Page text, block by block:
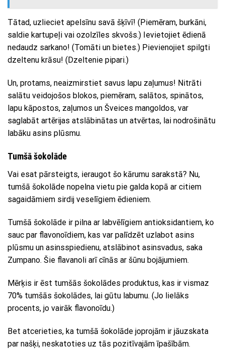
Tātad, uzlieciet apelsīnu savā šķīvī! (Piemēram, burkāni,
saldie kartupeļi vai ozolzīles skvošs.) Ievietojiet ēdienā
nedaudz sarkano! (Tomāti un bietes.) Pievienojiet spilgti
dzeltenu krāsu! (Dzeltenie pipari.)
Un, protams, neaizmirstiet savus lapu zaļumus! Nitrāti
salātu veidojošos blokos, piemēram, salātos, spinātos,
lapu kāpostos, zaļumos un Šveices mangoldos, var
saglabāt artērijas atslābinātas un atvērtas, lai nodrošinātu
labāku asins plūsmu.
Tumšā šokolāde
Vai esat pārsteigts, ieraugot šo kārumu sarakstā? Nu,
tumšā šokolāde nopelna vietu pie galda kopā ar citiem
sagaidāmiem sirdij veselīgiem ēdieniem.
Tumšā šokolāde ir pilna ar labvēlīgiem antioksidantiem, ko
sauc par flavonoīdiem, kas var palīdzēt uzlabot asins
plūsmu un asinsspiedienu, atslābinot asinsvadus, saka
Zumpano. Šie flavanoli arī cīnās ar šūnu bojājumiem.
Mērķis ir ēst tumšās šokolādes produktus, kas ir vismaz
70% tumšās šokolādes, lai gūtu labumu. (Jo lielāks
procents, jo vairāk flavonoīdu.)
Bet atcerieties, ka tumšā šokolāde joprojām ir jāuzskata
par našķi, neskatoties uz tās pozitīvajām īpašībām.